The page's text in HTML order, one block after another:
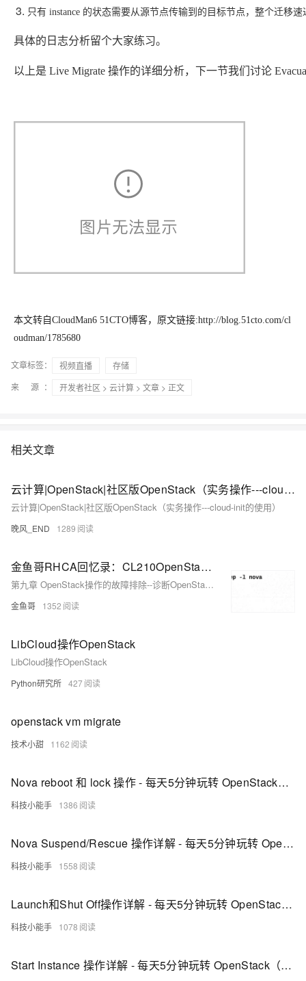
只有 instance 的状态需要从源节点传输到的目标节点，整个迁移
具体的日志分析留个大家练习。
以上是 Live Migrate 操作的详细分析，下一节我们讨论
本文转自CloudMan6 51CTO博客，原文链接:http://blog.51cto.com/cl
oudman/1785680
文章标签： 视频直播
存储
来 源：
开发者社区 > 云计算 > 文章 > 正文
相关文章
云计算|OpenStack|社区版OpenStack（实务操作---cloud-init的使用）
云计算|OpenStack|社区版OpenStack（实务操作---cloud-init的使用）
晚风_END 1289
金鱼哥RHCA回忆录：CL210OpenStack操作的故障排除--诊断OpenStack问题
第九章 OpenStack操作的故障排除--诊断OpenStack问题
金鱼哥 1352
LibCloud操作OpenStack
LibCloud操作OpenStack
Python研究所 427
openstack vm migrate
技术小甜 1162
Nova reboot 和 lock 操作 - 每天5分钟玩转 OpenStack（32）
科技小能手 1386
Nova Suspend/Rescue 操作详解 - 每天5分钟玩转 OpenStack（35）
科技小能手 1558
Launch和Shut Off操作详解 - 每天5分钟玩转 OpenStack（30）
科技小能手 1078
Start Instance 操作详解 - 每天5分钟玩转 OpenStack（31）